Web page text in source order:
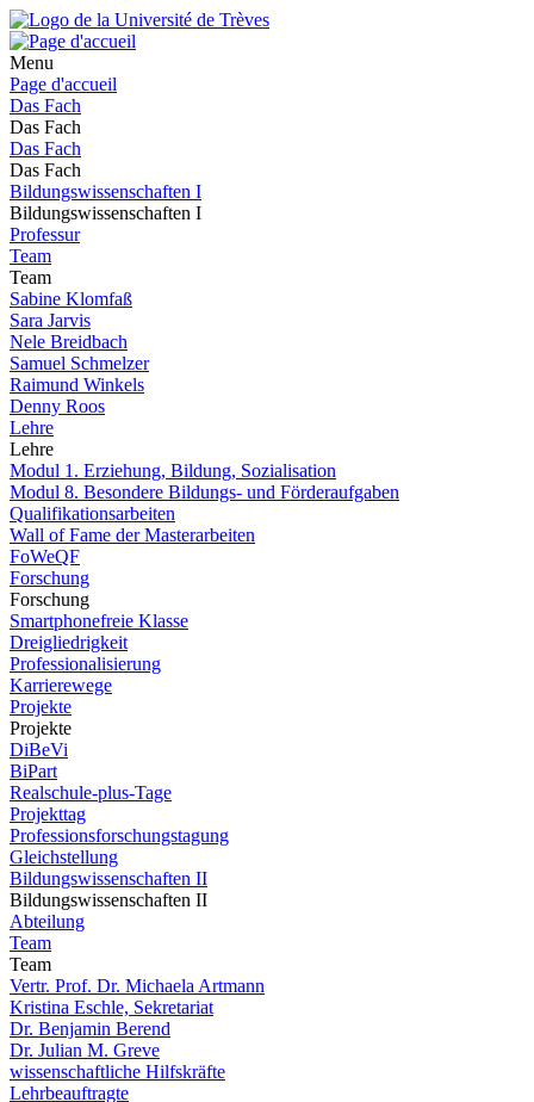
Menu
Page d'accueil
Das Fach
Das Fach
Das Fach
Das Fach
Bildungswissenschaften I
Bildungswissenschaften I
Professur
Team
Team
Sabine Klomfaß
Sara Jarvis
Nele Breidbach
Samuel Schmelzer
Raimund Winkels
Denny Roos
Lehre
Lehre
Modul 1. Erziehung, Bildung, Sozialisation
Modul 8. Besondere Bildungs- und Förderaufgaben
Qualifikationsarbeiten
Wall of Fame der Masterarbeiten
FoWeQF
Forschung
Forschung
Smartphonefreie Klasse
Dreigliedrigkeit
Professionalisierung
Karrierewege
Projekte
Projekte
DiBeVi
BiPart
Realschule-plus-Tage
Projekttag
Professionsforschungstagung
Gleichstellung
Bildungswissenschaften II
Bildungswissenschaften II
Abteilung
Team
Team
Vertr. Prof. Dr. Michaela Artmann
Kristina Eschle, Sekretariat
Dr. Benjamin Berend
Dr. Julian M. Greve
wissenschaftliche Hilfskräfte
Lehrbeauftragte